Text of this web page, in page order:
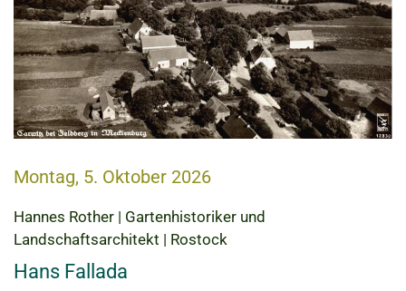
Montag, 5. Oktober 2026
Hannes Rother | Gartenhistoriker und
Landschaftsarchitekt | Rostock
Hans Fallada